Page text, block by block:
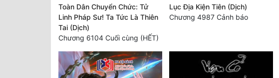
Toàn Dân Chuyển Chức: Tử
Linh Pháp Sư! Ta Tức Là Thiên
Tai (Dịch)
Chương 6104 Cuối cùng (HẾT)
Lục Địa Kiện Tiên (Dịch)
Chương 4987 Cảnh báo